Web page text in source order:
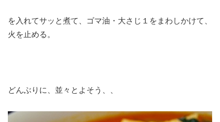
を入れてサッと煮て、ゴマ油・大さじ１をまわしかけて、
火を止める。
どんぶりに、並々とよそう、、